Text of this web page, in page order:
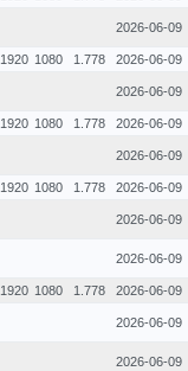
2026-06-09
1920 1080 1.778 2026-06-09
2026-06-09
1920 1080 1.778 2026-06-09
2026-06-09
1920 1080 1.778 2026-06-09
2026-06-09
2026-06-09
1920 1080 1.778 2026-06-09
2026-06-09
2026-06-09